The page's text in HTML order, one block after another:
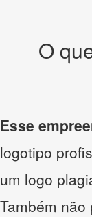
O
Esse
logotipo
um logo
Também